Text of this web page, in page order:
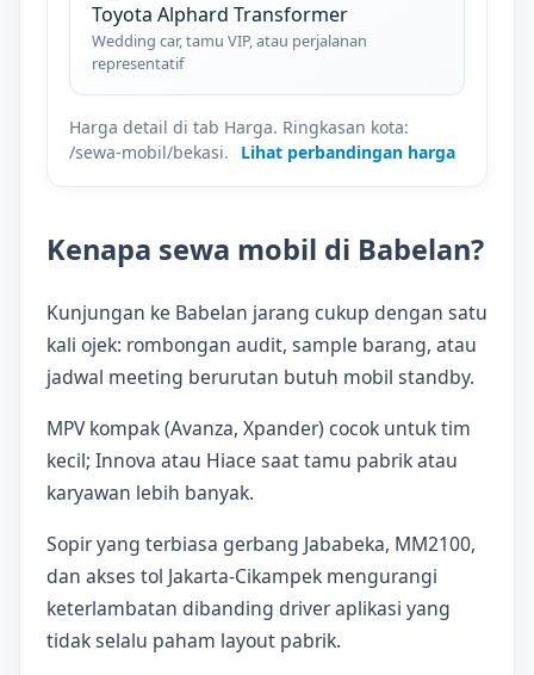
Toyota Alphard Transformer
Wedding car, tamu VIP, atau perjalanan
representatif
Harga detail di tab Harga. Ringkasan kota:
/sewa-mobil/bekasi.
Lihat perbandingan harga
Kenapa sewa mobil di Babelan?
Kunjungan ke Babelan jarang cukup dengan satu
kali ojek: rombongan audit, sample barang, atau
jadwal meeting berurutan butuh mobil standby.
MPV kompak (Avanza, Xpander) cocok untuk tim
kecil; Innova atau Hiace saat tamu pabrik atau
karyawan lebih banyak.
Sopir yang terbiasa gerbang Jababeka, MM2100,
dan akses tol Jakarta-Cikampek mengurangi
keterlambatan dibanding driver aplikasi yang
tidak selalu paham layout pabrik.